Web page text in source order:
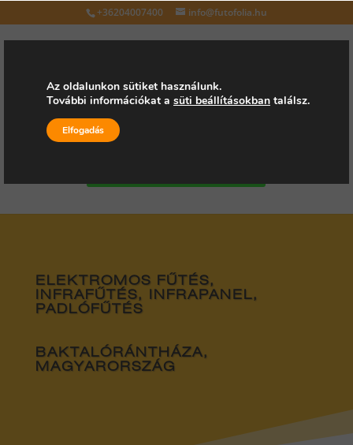
+36204007400 info@futofolia.hu
Válasszon oldalt
ELEKTROMOS FŰTÉS,
INFRAFŰTÉS, INFRAPANEL,
PADLÓFŰTÉS
BAKTALÓRÁNTHÁZA,
MAGYARORSZÁG
Az oldalunkon sütiket használunk.
További információkat a süti beállításokban találsz.
Elfogadás